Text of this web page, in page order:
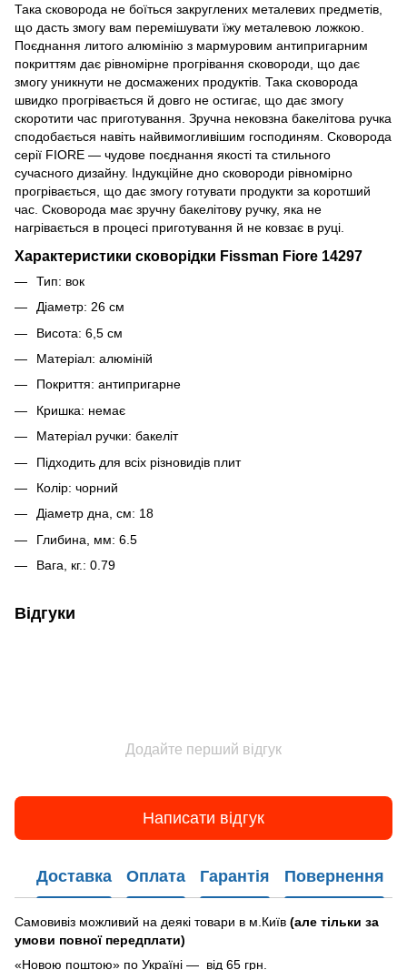
Така сковорода не боїться закруглених металевих предметів,
що дасть змогу вам перемішувати їжу металевою ложкою.
Поєднання литого алюмінію з мармуровим антипригарним
покриттям дає рівномірне прогрівання сковороди, що дає
змогу уникнути не досмажених продуктів. Така сковорода
швидко прогрівається й довго не остигає, що дає змогу
скоротити час приготування. Зручна нековзна бакелітова ручка
сподобається навіть найвимогливішим господиням. Сковорода
серії FIORE — чудове поєднання якості та стильного
сучасного дизайну. Індукційне дно сковороди рівномірно
прогрівається, що дає змогу готувати продукти за коротший
час. Сковорода має зручну бакелітову ручку, яка не
нагрівається в процесі приготування й не ковзає в руці.
Характеристики сковорідки Fissman Fiore 14297
Тип: вок
Діаметр: 26 см
Висота: 6,5 см
Матеріал: алюміній
Покриття: антипригарне
Кришка: немає
Матеріал ручки: бакеліт
Підходить для всіх різновидів плит
Колір: чорний
Діаметр дна, см: 18
Глибина, мм: 6.5
Вага, кг.: 0.79
Відгуки
Додайте перший відгук
Написати відгук
Доставка Оплата Гарантія Повернення
Самовивіз можливий на деякі товари в м.Київ (але тільки за
умови повної передплати)
«Новою поштою» по Україні — від 65 грн.